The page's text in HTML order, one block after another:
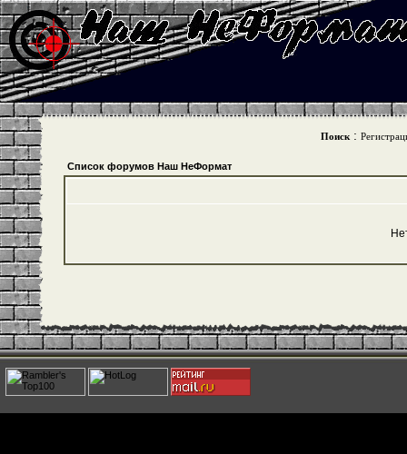
Поиск :
Список форумов Наш НеФормат